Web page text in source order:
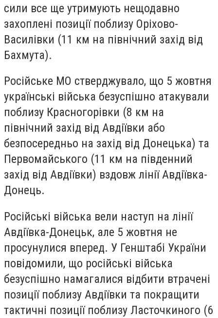
сили все ще утримують нещодавно
захоплені позиції поблизу Оріхово-
Василівки (11 км на північний захід від
Бахмута).
Російське МО стверджувало, що 5 жовтня
українські війська безуспішно атакували
поблизу Красногорівки (8 км на
північний захід від Авдіївки або
безпосередньо на захід від Донецька) та
Первомайського (11 км на південний
захід від Авдіївки) вздовж лінії Авдіївка-
Донець.
Російські війська вели наступ на лінії
Авдіївка-Донецьк, але 5 жовтня не
просунулися вперед. У Генштабі України
повідомили, що російські війська
безуспішно намагалися відбити втрачені
позиції поблизу Авдіївки та покращити
тактичні позиції поблизу Ласточкиного (6